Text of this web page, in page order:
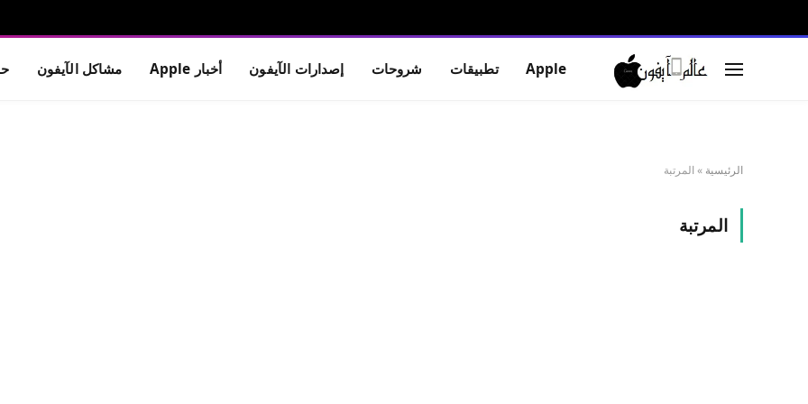
Apple تطبيقات شروحات إصدارات الآيفون أخبار Apple مشاكل الآيفون
الرئيسية » المرتبة
المرتبة